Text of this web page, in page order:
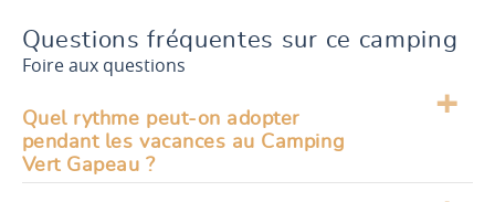
Questions fréquentes sur ce camping
Foire aux questions
Quel rythme peut-on adopter
pendant les vacances au Camping
Vert Gapeau ?